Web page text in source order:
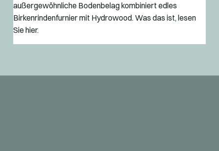
außergewöhnliche Bodenbelag kombiniert edles
Birkenrindenfurnier mit Hydrowood. Was das ist, lesen
Sie hier.